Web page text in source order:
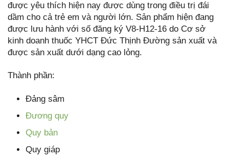
được yêu thích hiện nay được dùng trong điều trị đái
dầm cho cả trẻ em và người lớn. Sản phẩm hiện đang
được lưu hành với số đăng ký V8-H12-16 do Cơ sở
kinh doanh thuốc YHCT Đức Thịnh Đường sản xuất và
được sản xuất dưới dạng cao lỏng.
Thành phần:
Đảng sâm
Đương quy
Quy bản
Quy giáp